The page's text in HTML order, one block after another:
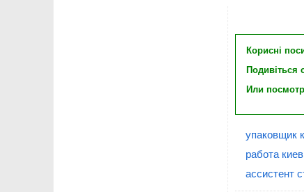
Корисні
Подивіться
Или
упаковщик
работа
ассистент